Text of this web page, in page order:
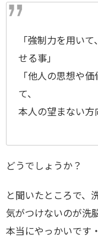
「強制力を用い
せる事」
「他人の思想や
て、
本人の望まない方
どうでしょうか？
と聞いたところで、
気がつけないのが洗
本当にやっかいです